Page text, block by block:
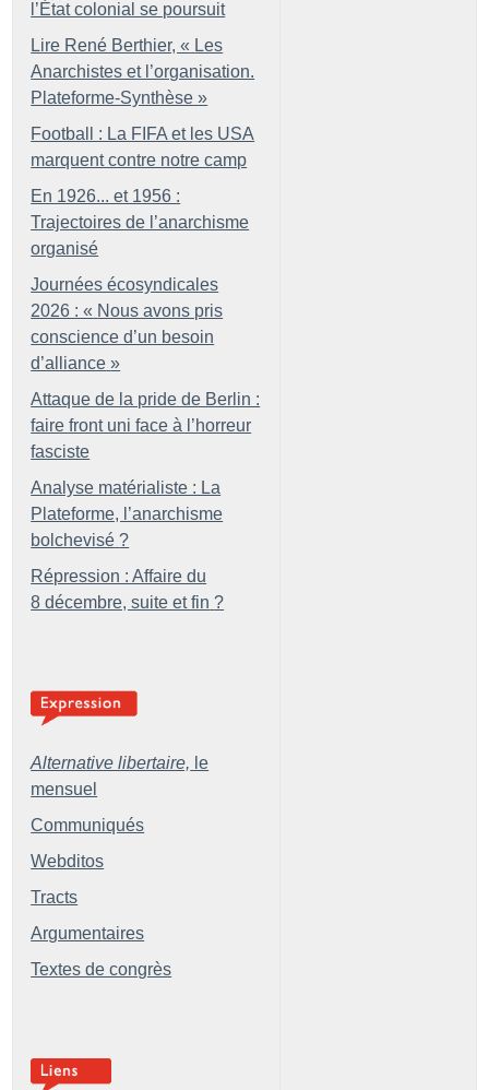
l’État colonial se poursuit
Lire René Berthier, « Les
Anarchistes et l’organisation.
Plateforme-Synthèse »
Football : La FIFA et les USA
marquent contre notre camp
En 1926... et 1956 :
Trajectoires de l’anarchisme
organisé
Journées écosyndicales
2026 : « Nous avons pris
conscience d’un besoin
d’alliance »
Attaque de la pride de Berlin :
faire front uni face à l’horreur
fasciste
Analyse matérialiste : La
Plateforme, l’anarchisme
bolchevisé ?
Répression : Affaire du
8 décembre, suite et fin ?
Alternative libertaire, le
mensuel
Communiqués
Webditos
Tracts
Argumentaires
Textes de congrès